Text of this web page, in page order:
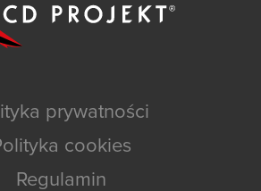
prywatności
cookies
Regulamin